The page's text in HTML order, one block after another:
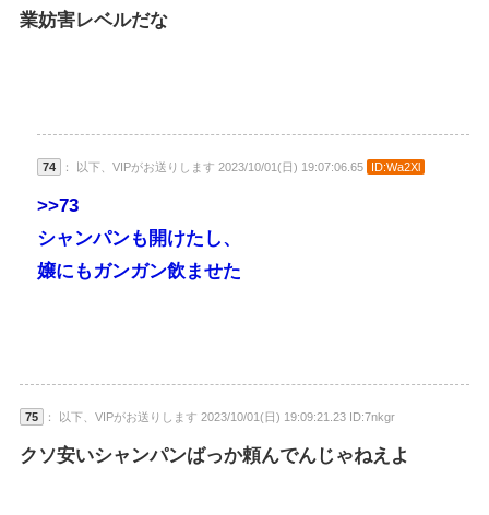
業妨害レベルだな
74 ： 以下、VIPがお送りします 2023/10/01(日) 19:07:06.65 ID:Wa2Xl
>>73
シャンパンも開けたし、
嬢にもガンガン飲ませた
75 ： 以下、VIPがお送りします 2023/10/01(日) 19:09:21.23 ID:7nkgr
クソ安いシャンパンばっか頼んでんじゃねえよ